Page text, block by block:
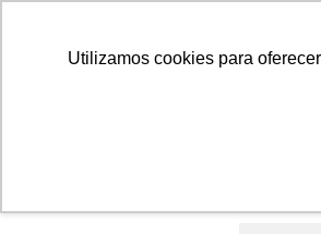
Utilizamos cookies para